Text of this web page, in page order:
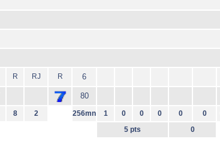
R RJ R 6
80
8 2 256mn 1 0 0 0 0 0
5 pts
0